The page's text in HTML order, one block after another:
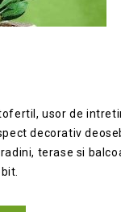
usor de
decorativ
terase si